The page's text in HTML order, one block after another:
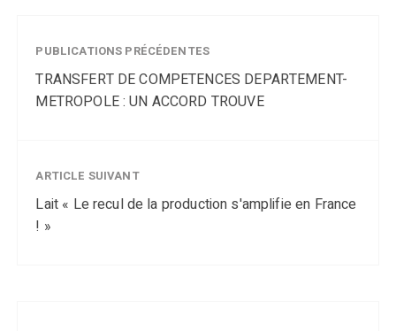
PUBLICATIONS PRÉCÉDENTES
TRANSFERT DE COMPETENCES DEPARTEMENT-
METROPOLE : UN ACCORD TROUVE
ARTICLE SUIVANT
Lait « Le recul de la production s'amplifie en France
! »